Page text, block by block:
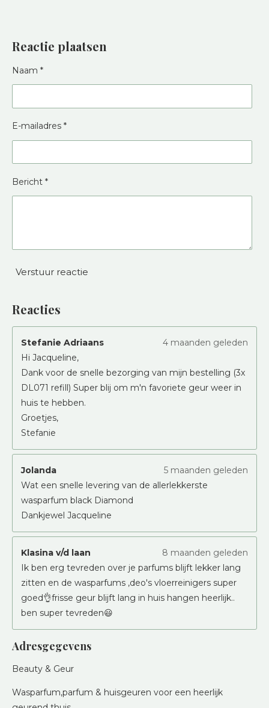
Reactie plaatsen
Naam *
E-mailadres *
Bericht *
Verstuur reactie
Reacties
Stefanie Adriaans
4 maanden geleden
Hi Jacqueline,
Dank voor de snelle bezorging van mijn bestelling (3x
DL071 refill) Super blij om m'n favoriete geur weer in
huis te hebben.
Groetjes,
Stefanie
Jolanda
5 maanden geleden
Wat een snelle levering van de allerlekkerste
wasparfum black Diamond
Dankjewel Jacqueline
Klasina v/d laan
8 maanden geleden
Ik ben erg tevreden over je parfums blijft lekker lang
zitten en de wasparfums ,deo's vloerreinigers super
goed👌frisse geur blijft lang in huis hangen heerlijk..
ben super tevreden😃
Adresgegevens
Beauty & Geur
Wasparfum,parfum & huisgeuren voor een heerlijk